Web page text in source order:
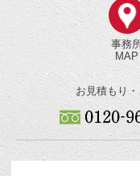
事務
MAP
お見積もり